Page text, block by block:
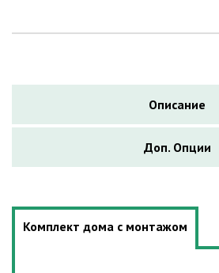
Описание
Доп. Опции
Комплект дома с монтажом